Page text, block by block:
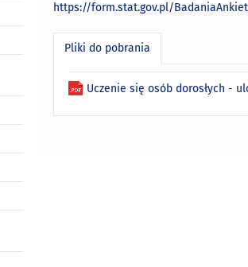
https://form.stat.gov.pl/
Pliki do pobrania
Uczenie się osób dorosłych -